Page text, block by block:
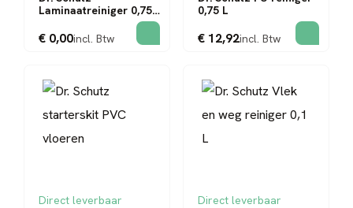
Laminaatreiniger 0,75
€ 0,00incl. Btw
0,75 L
€ 12,92incl. Btw
Direct leverbaar
Direct leverbaar